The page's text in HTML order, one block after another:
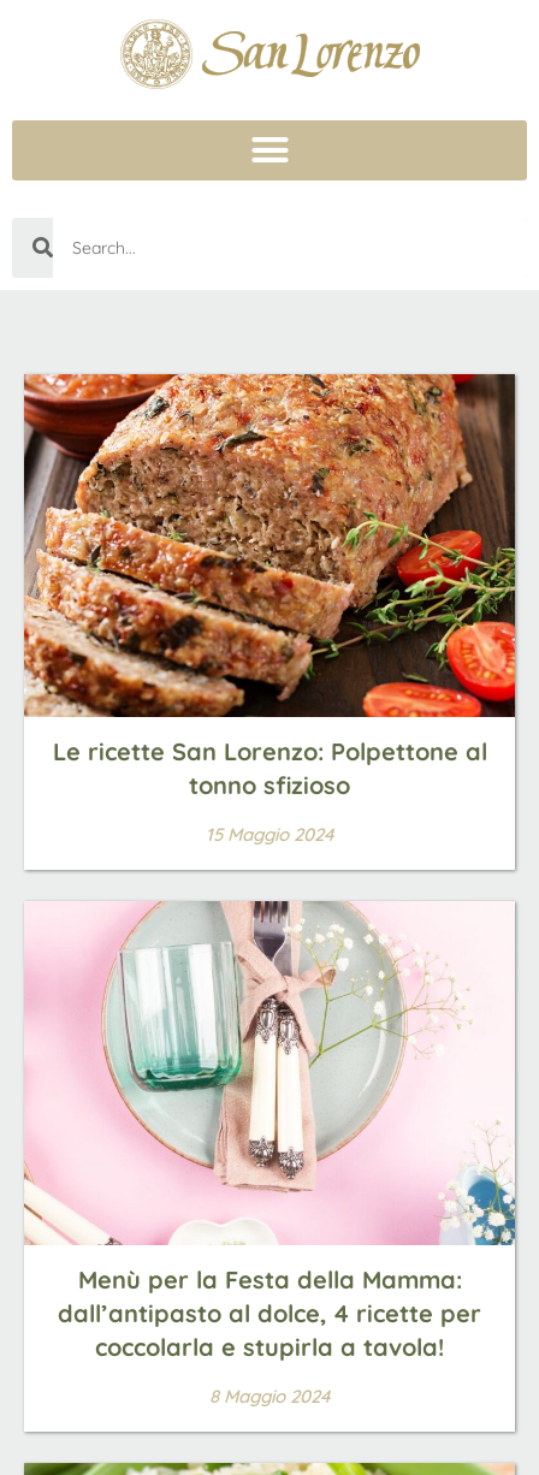
Le ricette San Lorenzo: Polpettone al
tonno sfizioso
15 Maggio 2024
Menù per la Festa della Mamma:
dall’antipasto al dolce, 4 ricette per
coccolarla e stupirla a tavola!
8 Maggio 2024